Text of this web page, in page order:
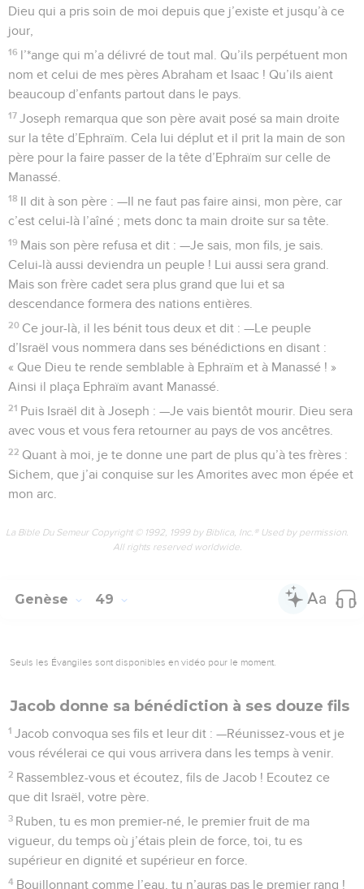
Dieu qui a pris soin de moi depuis que j’existe et jusqu’à ce
jour,
16 l’*ange qui m’a délivré de tout mal. Qu’ils perpétuent mon
nom et celui de mes pères Abraham et Isaac ! Qu’ils aient
beaucoup d’enfants partout dans le pays.
17 Joseph remarqua que son père avait posé sa main droite
sur la tête d’Ephraïm. Cela lui déplut et il prit la main de son
père pour la faire passer de la tête d’Ephraïm sur celle de
Manassé.
18 Il dit à son père : —Il ne faut pas faire ainsi, mon père, car
c’est celui-là l’aîné ; mets donc ta main droite sur sa tête.
19 Mais son père refusa et dit : —Je sais, mon fils, je sais.
Celui-là aussi deviendra un peuple ! Lui aussi sera grand.
Mais son frère cadet sera plus grand que lui et sa
descendance formera des nations entières.
20 Ce jour-là, il les bénit tous deux et dit : —Le peuple
d’Israël vous nommera dans ses bénédictions en disant :
« Que Dieu te rende semblable à Ephraïm et à Manassé ! »
Ainsi il plaça Ephraïm avant Manassé.
21 Puis Israël dit à Joseph : —Je vais bientôt mourir. Dieu sera
avec vous et vous fera retourner au pays de vos ancêtres.
22 Quant à moi, je te donne une part de plus qu’à tes frères :
Sichem, que j’ai conquise sur les Amorites avec mon épée et
mon arc.
La Bible Du Semeur Copyright © 1992, 1999 by Biblica, Inc.® Used by permission.
All rights reserved worldwide.
Genèse 49
Seuls les Évangiles sont disponibles en vidéo pour le moment.
Jacob donne sa bénédiction à ses douze fils
1 Jacob convoqua ses fils et leur dit : —Réunissez-vous et je
vous révélerai ce qui vous arrivera dans les temps à venir.
2 Rassemblez-vous et écoutez, fils de Jacob ! Ecoutez ce
que dit Israël, votre père.
3 Ruben, tu es mon premier-né, le premier fruit de ma
vigueur, du temps où j’étais plein de force, toi, tu es
supérieur en dignité et supérieur en force.
4 Bouillonnant comme l’eau, tu n’auras pas le premier rang !